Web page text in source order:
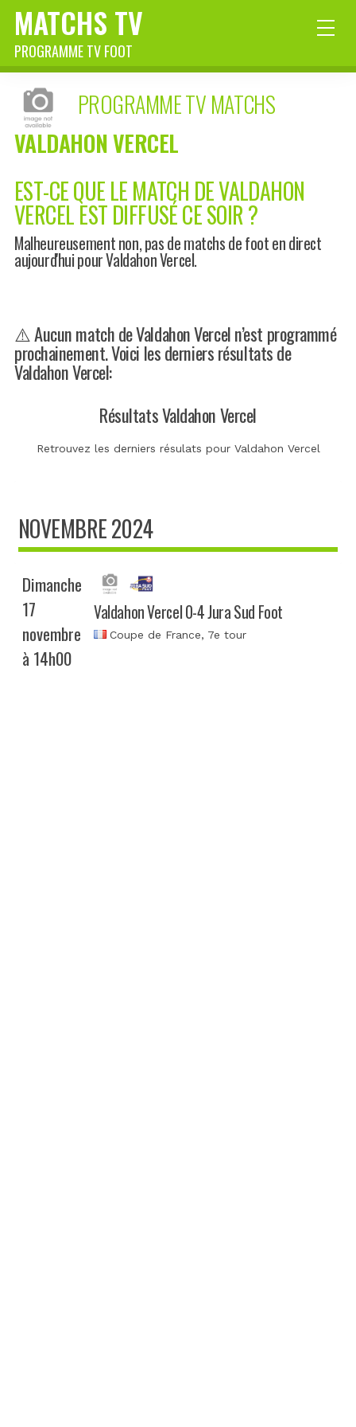
MATCHS TV
PROGRAMME TV FOOT
PROGRAMME TV MATCHS
VALDAHON VERCEL
EST-CE QUE LE MATCH DE VALDAHON
VERCEL EST DIFFUSÉ CE SOIR ?
Malheureusement non, pas de matchs de foot en direct
aujourd'hui pour Valdahon Vercel.
⚠️ Aucun match de Valdahon Vercel n’est programmé
prochainement. Voici les derniers résultats de
Valdahon Vercel:
Résultats Valdahon Vercel
Retrouvez les derniers résulats pour Valdahon Vercel
NOVEMBRE 2024
Dimanche
17
novembre
à 14h00
Valdahon Vercel 0-4 Jura Sud Foot
Coupe de France, 7e tour